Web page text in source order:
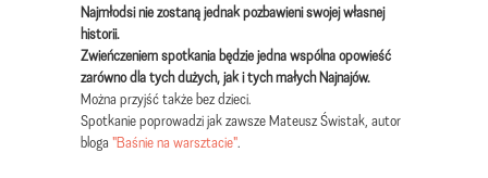
Najmłodsi nie zostaną jednak pozbawieni swojej własnej
historii.
Zwieńczeniem spotkania będzie jedna wspólna opowieść
zarówno dla tych dużych, jak i tych małych Najnajów.
Można przyjść także bez dzieci.
Spotkanie poprowadzi jak zawsze Mateusz Świstak, autor
bloga "Baśnie na warsztacie".